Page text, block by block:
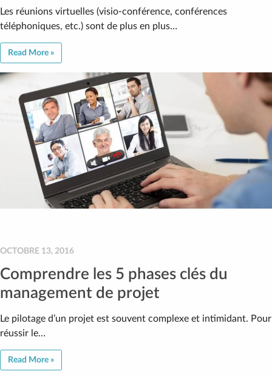
Les réunions virtuelles (visio-conférence, conférences
téléphoniques, etc.) sont de plus en plus…
Read More »
OCTOBRE 13, 2016
Comprendre les 5 phases clés du
management de projet
Le pilotage d’un projet est souvent complexe et intimidant. Pour
réussir le…
Read More »